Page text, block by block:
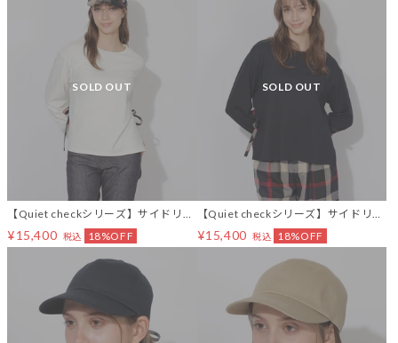
SOLD OUT
【Quiet checkシリーズ】サイドリボ
ンプルオーバー
¥15,400 税込 18%OFF
SOLD OUT
【Quiet checkシリーズ】サイドリボ
ンプルオーバー
¥15,400 税込 18%OFF